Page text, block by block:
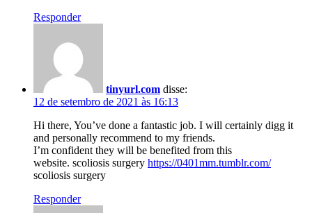
Responder
tinyurl.com disse:
12 de setembro de 2021 às 16:13
Hi there, You’ve done a fantastic job. I will certainly digg it
and personally recommend to my friends.
I’m confident they will be benefited from this
website. scoliosis surgery https://0401mm.tumblr.com/
scoliosis surgery
Responder